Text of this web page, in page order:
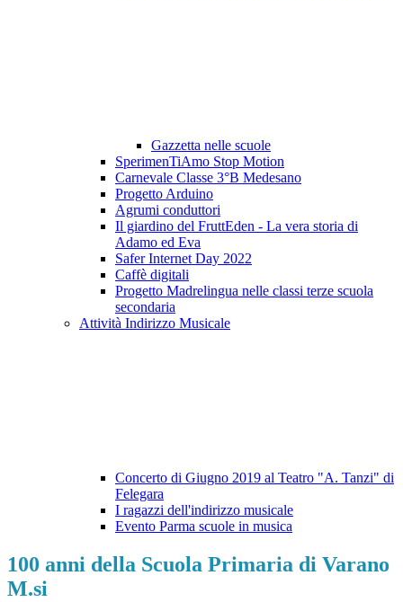
Gazzetta nelle scuole
SperimenTiAmo Stop Motion
Carnevale Classe 3°B Medesano
Progetto Arduino
Agrumi conduttori
Il giardino del FruttEden - La vera storia di
Adamo ed Eva
Safer Internet Day 2022
Caffè digitali
Progetto Madrelingua nelle classi terze scuola
secondaria
Attività Indirizzo Musicale
Concerto di Giugno 2019 al Teatro "A. Tanzi" di
Felegara
I ragazzi dell'indirizzo musicale
Evento Parma scuole in musica
100 anni della Scuola Primaria di Varano
M.si